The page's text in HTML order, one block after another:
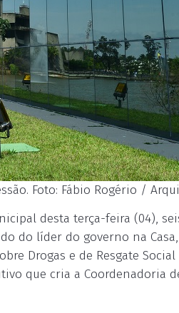
Foto: Fábio Rogério /
desta terça-feira (04),
do líder do governo na
Drogas e de Resgate Social
que cria a Coordenadoria